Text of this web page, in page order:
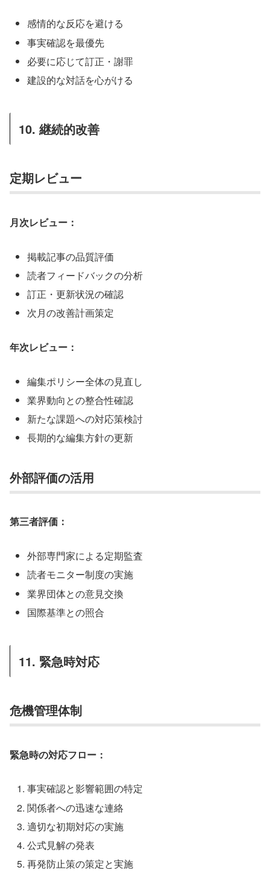
感情的な反応を避ける
事実確認を最優先
必要に応じて訂正・謝罪
建設的な対話を心がける
10. 継続的改善
定期レビュー
月次レビュー：
掲載記事の品質評価
読者フィードバックの分析
訂正・更新状況の確認
次月の改善計画策定
年次レビュー：
編集ポリシー全体の見直し
業界動向との整合性確認
新たな課題への対応策検討
長期的な編集方針の更新
外部評価の活用
第三者評価：
外部専門家による定期監査
読者モニター制度の実施
業界団体との意見交換
国際基準との照合
11. 緊急時対応
危機管理体制
緊急時の対応フロー：
事実確認と影響範囲の特定
関係者への迅速な連絡
適切な初期対応の実施
公式見解の発表
再発防止策の策定と実施